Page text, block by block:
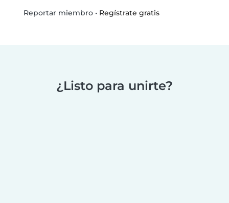
Reportar miembro• Regístrate gratis
¿Listo para unirte?